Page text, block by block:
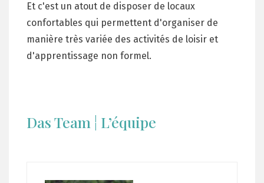
Et c'est un atout de disposer de locaux
confortables qui permettent d'organiser de
manière très variée des activités de loisir et
d'apprentissage non formel.
Das Team ¦ L’équipe